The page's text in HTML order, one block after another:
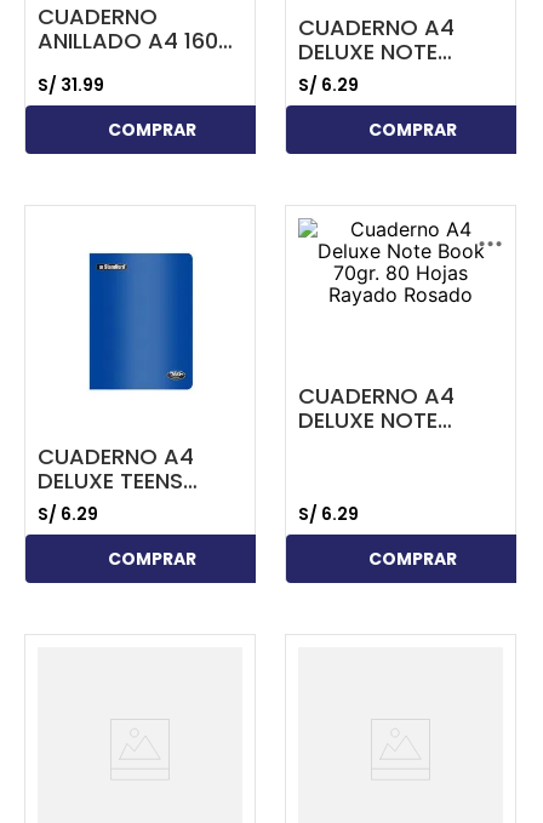
CUADERNO
ANILLADO A4 160
CUADRICULADO
S/ 31.99
COMPRAR
CUADERNO A4
DELUXE NOTE
BOOK 70GR. 80
HOJAS RAYADO
S/ 6.29
COMPRAR
CUADERNO A4
DELUXE TEENS
70GR. 80 HOJAS
CUADRICULADO
S/ 6.29
COMPRAR
...
CUADERNO A4
DELUXE NOTE
S/ 6.29
COMPRAR